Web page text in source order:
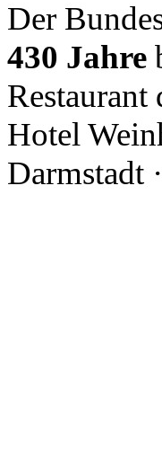
Der
430 Jahre
Restaurant
Hotel
Darmstadt